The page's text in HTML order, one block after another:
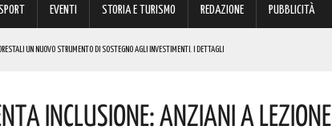
EVENTI STORIA E TURISMO REDAZIONE PUBBLICITÀ
UN NUOVO STRUMENTO DI SOSTEGNO AGLI INVESTIMENTI. I DETTAGLI
DENUNCIANO UN 63ENNE. I DETTAGLI
Inclusione: Anziani A Lezione